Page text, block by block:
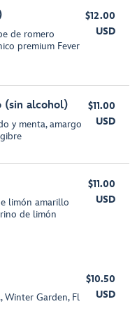
de romero
premium Fever
$12.00
USD
(sin alcohol)
y menta, amargo
$11.00
USD
limón amarillo
de limón
$11.00
USD
Winter Garden, Fl
$10.50
USD